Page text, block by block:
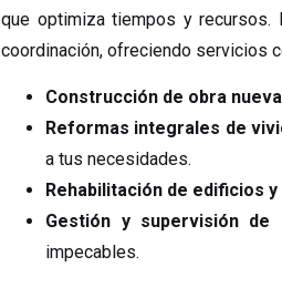
que optimiza tiempos y recursos.
coordinación, ofreciendo servicios
Construcción de obra nueva
Reformas integrales de
a tus necesidades.
Rehabilitación de edificios
Gestión y supervisión de
impecables.